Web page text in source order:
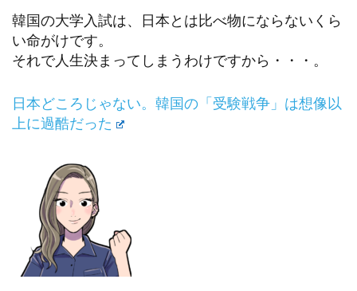
韓国の大学入試は、日本とは比べ物にならないくら
い命がけです。
それで人生決まってしまうわけですから・・・。
日本どころじゃない。韓国の「受験戦争」は想像以
上に過酷だった